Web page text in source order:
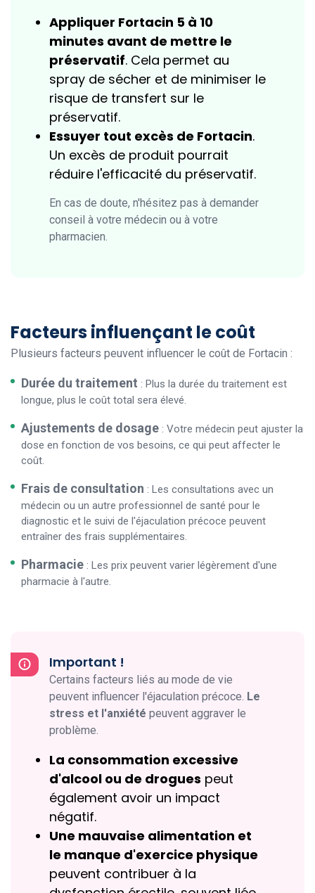
Appliquer Fortacin 5 à 10
minutes avant de mettre le
préservatif. Cela permet au
spray de sécher et de minimiser le
risque de transfert sur le
préservatif.
Essuyer tout excès de Fortacin.
Un excès de produit pourrait
réduire l'efficacité du préservatif.
En cas de doute, n'hésitez pas à demander
conseil à votre médecin ou à votre
pharmacien.
Facteurs influençant le coût
Plusieurs facteurs peuvent influencer le coût de Fortacin :
Durée du traitement : Plus la durée du traitement est
longue, plus le coût total sera élevé.
Ajustements de dosage : Votre médecin peut ajuster la
dose en fonction de vos besoins, ce qui peut affecter le
coût.
Frais de consultation : Les consultations avec un
médecin ou un autre professionnel de santé pour le
diagnostic et le suivi de l'éjaculation précoce peuvent
entraîner des frais supplémentaires.
Pharmacie : Les prix peuvent varier légèrement d'une
pharmacie à l'autre.
Important !
Certains facteurs liés au mode de vie
peuvent influencer l'éjaculation précoce. Le
stress et l'anxiété peuvent aggraver le
problème.
La consommation excessive
d'alcool ou de drogues peut
également avoir un impact
négatif.
Une mauvaise alimentation et
le manque d'exercice physique
peuvent contribuer à la